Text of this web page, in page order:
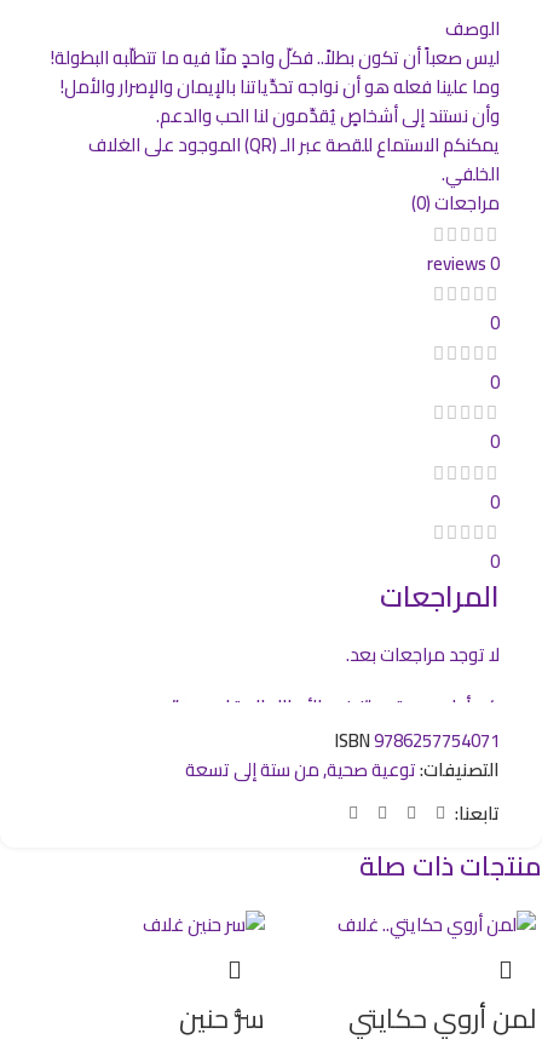
الوصف
ليس صعباً أن تكون بطلاً.. فكلّ واحدٍ منّا فيه ما تتطلّبه البطولة!
وما علينا فعله هو أن نواجه تحدِّياتنا بالإيمان والإصرار والأمل!
وأن نستند إلى أشخاصٍ يُقدِّمون لنا الحب والدعم.
يمكنكم الاستماع للقصة عبر الـ (QR) الموجود على الغلاف
الخلفي.
مراجعات (0)
0 reviews
0
0
0
0
0
المراجعات
لا توجد مراجعات بعد.
كن أول من يقيم “زيزو والأبطال المقاومون”
لن يتم نشر عنوان بريدك الإلكتروني. الحقول الإلزامية مشار إليها
بـ*
مراجعتك*
ISBN9786257754071
التصنيفات:توعية صحية,من ستة إلى تسعة
تابعنا:
منتجات ذات صلة
لمن أروي حكايتي سرُّ حنين